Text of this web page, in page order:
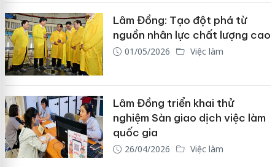
Lâm Đồng: Tạo đột phá từ
nguồn nhân lực chất lượng cao
01/05/2026 Việc làm
Lâm Đồng triển khai thử
nghiệm Sàn giao dịch việc làm
quốc gia
26/04/2026 Việc làm